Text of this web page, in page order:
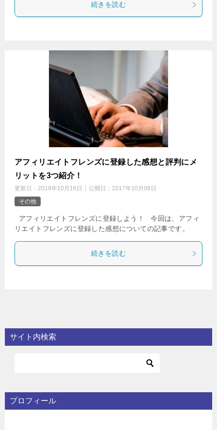
続きを読む
アフィリエイトフレンズに登録した感想と評判にメ
リットを3つ紹介！
更新日： 2019年10月16日 公開日： 2017年10月08日
その他
アフィリエイトフレンズに登録しよう！ 今回は、アフィ
リエイトフレンズに登録した感想についての記事です。
続きを読む
サイト内検索
プロフィール